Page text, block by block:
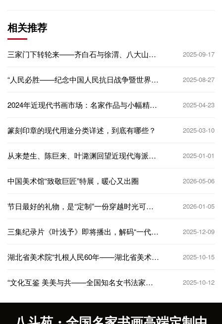
相关推荐
三家门下转轮来——齐白石与徐渭、八大山
2025-09-17
“人民必胜——纪念中国人民抗日战争暨世界反
2025-08-27
2024年近现代书画市场：名家作品与小幅精品
2025-04-23
篆刻印章的现代用途分类详述，到底有哪些？ 2025-03-10
从来楚生、陈巨来、叶潞渊回望近现代海派篆
2025-01-01
中国美术馆“致敬巨匠”特展，暖心又出圈 2026-05-06
节日最好的礼物，是“定制”一份穿越时光可以
2026-01-05
三集纪录片《叶浅予》即将播出，解码“一代宗
2025-12-09
湖北省美术院“扎根人民60年——湖北省美术院
2025-10-15
“文化互鉴 美美与共——全国知名女书法家邀
2025-10-12